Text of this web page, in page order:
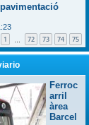
1 72 73 74 75
Ferroc
arril
àrea
Barcel